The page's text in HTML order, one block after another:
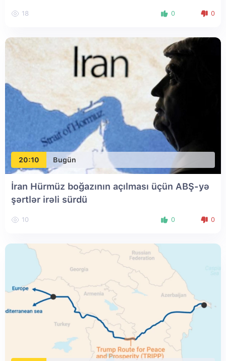
18 0 0
20:10 Bugün
İran Hürmüz boğazının açılması üçün ABŞ-yə
şərtlər irəli sürdü
10 0 0